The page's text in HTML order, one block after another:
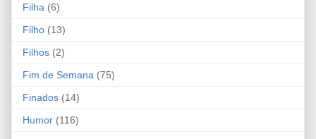
Filha (6)
Filho (13)
Filhos (2)
Fim de Semana (75)
Finados (14)
Humor (116)